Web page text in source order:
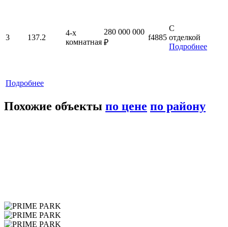
3 137.2
4-x
комнатная
280 000 000
₽
f4885
С
отделкой
Подробнее
Подробнее
Похожие объекты по цене по району